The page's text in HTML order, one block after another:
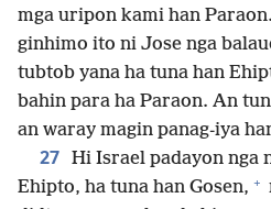
mga uripon kami han
ginhimo ito ni Jose nga
tubtob yana ha tuna han
bahin para ha Paraon. An
an waray magin panag-iya
27 Hi Israel padayon nga
Ehipto, ha tuna han Gosen, +